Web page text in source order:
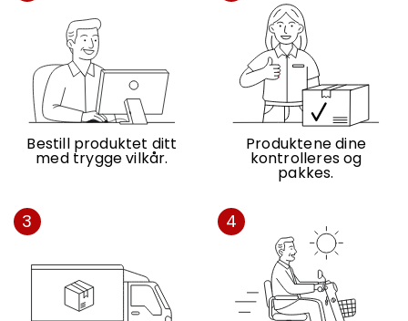
Bestill produktet ditt
med trygge vilkår.
Produktene dine
kontrolleres og
pakkes.
3 4